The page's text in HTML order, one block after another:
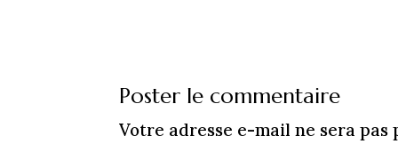
Poster le commentaire
Votre adresse e-mail ne sera pas